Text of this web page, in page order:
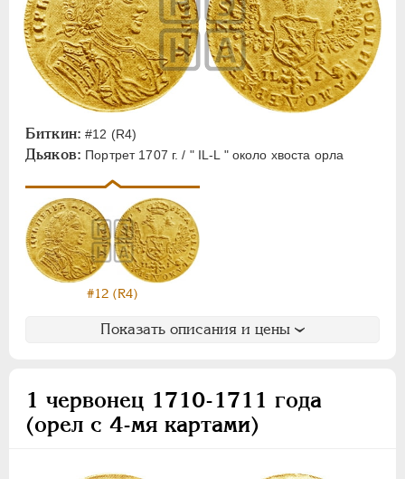
Биткин: #12 (R4)
Дьяков: Портрет 1707 г. / " IL-L " около хвоста орла
#12 (R4)
Показать описания и цены
1 червонец 1710-1711 года
(орел с 4-мя картами)